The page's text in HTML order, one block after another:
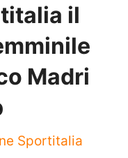
il
Madri
Sportitalia